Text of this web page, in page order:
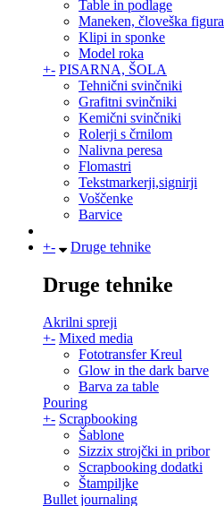
Table in podlage
Maneken, človeška figura
Klipi in sponke
Model roka
+- PISARNA, ŠOLA
Tehnični svinčniki
Grafitni svinčniki
Kemični svinčniki
Rolerji s črnilom
Nalivna peresa
Flomastri
Tekstmarkerji,signirji
Voščenke
Barvice
+- Druge tehnike
Druge tehnike
Akrilni spreji
+- Mixed media
Fototransfer Kreul
Glow in the dark barve
Barva za table
Pouring
+- Scrapbooking
Šablone
Sizzix strojčki in pribor
Scrapbooking dodatki
Štampiljke
Bullet journaling